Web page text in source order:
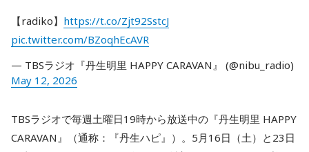
【radiko】 https://t.co/Zjt92SstcJ
pic.twitter.com/BZoqhEcAVR
— TBSラジオ『丹生明里 HAPPY CARAVAN』 (@nibu_radio)
May 12, 2026
TBSラジオで毎週土曜日19時から放送中の『丹生明里 HAPPY
CARAVAN』（通称：『丹生ハピ』）。5月16日（土）と23日